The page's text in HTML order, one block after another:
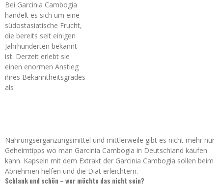
Bei Garcinia Cambogia
handelt es sich um eine
südostasiatische Frucht,
die bereits seit einigen
Jahrhunderten bekannt
ist. Derzeit erlebt sie
einen enormen Anstieg
ihres Bekanntheitsgrades
als
Nahrungsergänzungsmittel und mittlerweile gibt es nicht mehr nur
Geheimtipps wo man Garcinia Cambogia in Deutschland kaufen
kann. Kapseln mit dem Extrakt der Garcinia Cambogia sollen beim
Abnehmen helfen und die Diät erleichtern.
Schlank und schön – wer möchte das nicht sein?